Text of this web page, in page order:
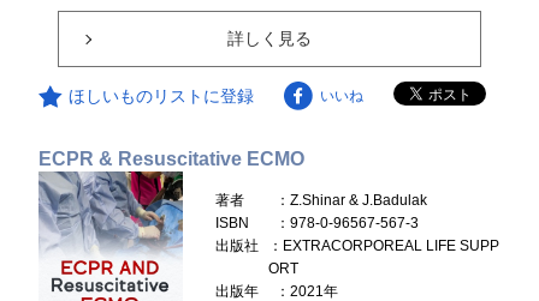
詳しく見る
ほしいものリストに登録 いいね
ECPR & Resuscitative ECMO
著者
：Z.Shinar & J.Badulak
ISBN
：978-0-96567-567-3
出版社
：EXTRACORPOREAL LIFE SUPP
ORT
出版年
：2021年